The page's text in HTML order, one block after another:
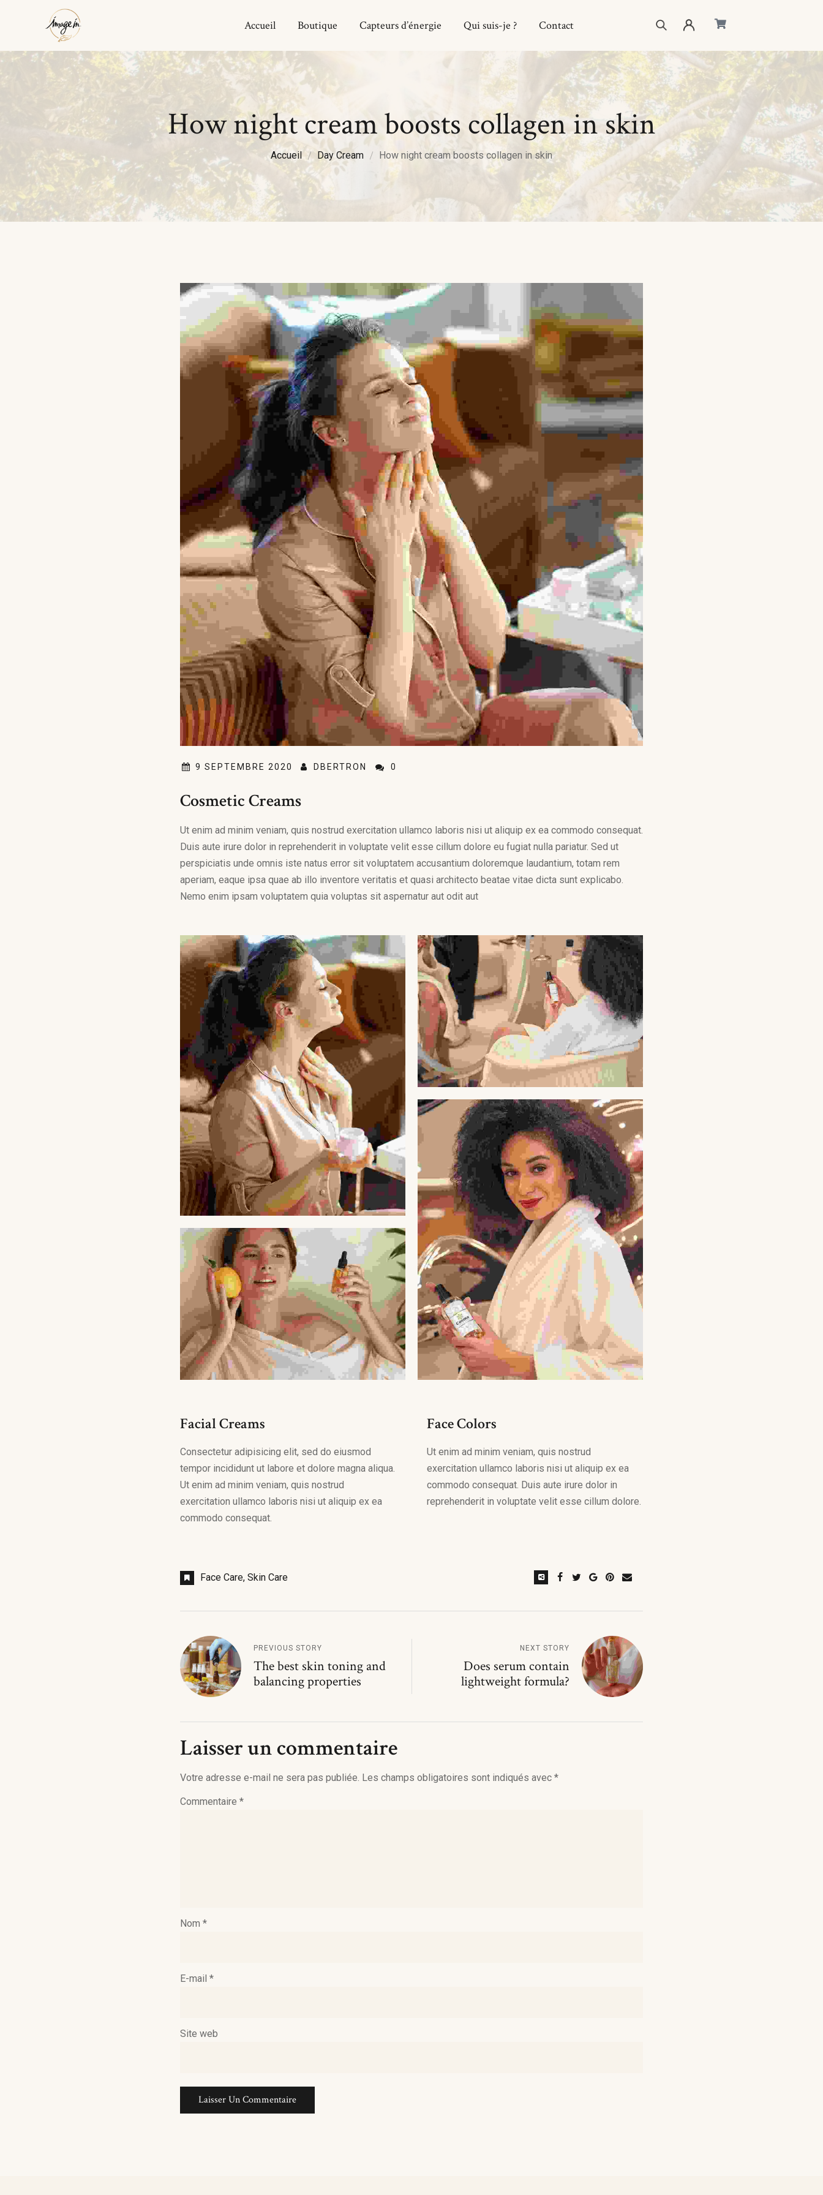
Accueil Boutique
Boucles d’Oreilles
Colliers
Maison
Pyramide
Apatite
Citrine
Cornaline
Cristal de Roche
Jade
Pierre de Lune
Quartz
Tourmaline
Turquoise
Noire
Doré / Brun
Jaune
Vert
Accueil
Boutique
Capteurs d’énergie
Qui suis-je ?
Contact
Capteurs d’énergie Qui suis-je ? Contact
How night cream boosts collagen in skin
Accueil Day Cream How night cream boosts collagen in skin
9 SEPTEMBRE 2020 DBERTRON 0
Cosmetic Creams
Ut enim ad minim veniam, quis nostrud exercitation ullamco laboris nisi ut aliquip ex ea commodo consequat.
Duis aute irure dolor in reprehenderit in voluptate velit esse cillum dolore eu fugiat nulla pariatur. Sed ut
perspiciatis unde omnis iste natus error sit voluptatem accusantium doloremque laudantium, totam rem
aperiam, eaque ipsa quae ab illo inventore veritatis et quasi architecto beatae vitae dicta sunt explicabo.
Nemo enim ipsam voluptatem quia voluptas sit aspernatur aut odit aut
Facial Creams
Consectetur adipisicing elit, sed do eiusmod
tempor incididunt ut labore et dolore magna aliqua.
Ut enim ad minim veniam, quis nostrud
exercitation ullamco laboris nisi ut aliquip ex ea
commodo consequat.
Face Colors
Ut enim ad minim veniam, quis nostrud
exercitation ullamco laboris nisi ut aliquip ex ea
commodo consequat. Duis aute irure dolor in
reprehenderit in voluptate velit esse cillum dolore.
Face Care Skin Care
PREVIOUS STORY
The best skin toning and
balancing properties
NEXT STORY
Does serum contain
lightweight formula?
Laisser un commentaire
Votre adresse e-mail ne sera pas publiée. Les champs obligatoires sont indiqués avec *
Commentaire *
Nom *
E-mail *
Site web